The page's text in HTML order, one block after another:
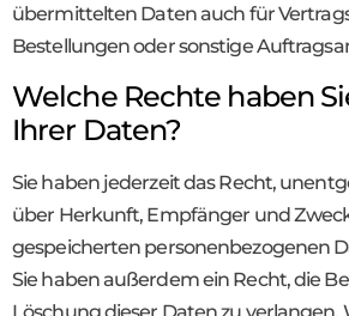
übermittelten Daten auch für
Bestellungen oder sonstige
Welche Rechte haben
Ihrer Daten?
Sie haben jederzeit das Recht,
über Herkunft, Empfänger und
gespeicherten personenbezogenen
Sie haben außerdem ein Recht, die
Löschung dieser Daten zu verlangen.